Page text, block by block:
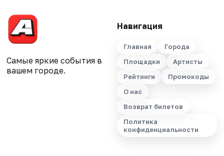
Самые яркие события в
вашем городе.
Навигация
Главная
Города
Площадки
Артисты
Рейтинги
Промокоды
О нас
Возврат билетов
Политика
конфиденциальности